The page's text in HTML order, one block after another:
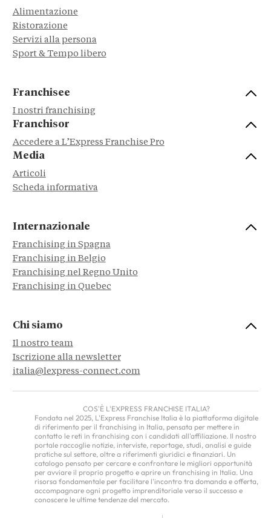
Alimentazione
Ristorazione
Servizi alla persona
Sport & Tempo libero
Franchisee
I nostri franchising
Franchisor
Accedere a L’Express Franchise Pro
Media
Articoli
Scheda informativa
Internazionale
Franchising in Spagna
Franchising in Belgio
Franchising nel Regno Unito
Franchising in Quebec
Chi siamo
Il nostro team
Iscrizione alla newsletter
italia@lexpress-connect.com
COS'È L'EXPRESS FRANCHISE ITALIA?
Fondata nel 2025, L'Express Franchise Italia è la piattaforma digitale
di riferimento per il franchising in Italia, pensata per mettere in
contatto le reti in franchising con i candidati all'affiliazione. Il nostro
portale raccoglie notizie, interviste, reportage, studi, analisi e guide
pratiche sul settore, oltre a riferimenti giuridici e finanziari. Un
catalogo pensato per cercare e confrontare le migliori opportunità
per avviare il proprio progetto e aprire un franchising in Italia. Una
risorsa fondamentale per facilitare l'incontro tra domanda e offerta,
accompagnare ogni progetto imprenditoriale verso il successo e
conoscere le ultime tendenze del mercato.